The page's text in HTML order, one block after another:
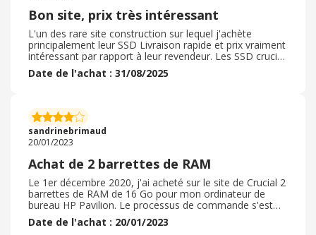
Bon site, prix très intéressant
L'un des rare site construction sur lequel j'achète
principalement leur SSD Livraison rapide et prix vraiment
intéressant par rapport à leur revendeur. Les SSD crucial
sont un excellent rapport qualité / performance / prix par
rapport à leurs concurrent. J'ai acheté plusieurs SSD
leur produits) . Le service client est très a l'écoute et
propose des solutions. Je vous le recommande vivement
pour vos futurs achats Crucial.
Date de l'achat : 31/08/2025
sandrinebrimaud
20/01/2023
Achat de 2 barrettes de RAM
Le 1er décembre 2020, j'ai acheté sur le site de Crucial 2
barrettes de RAM de 16 Go pour mon ordinateur de
bureau HP Pavilion. Le processus de commande s'est
bien déroulé. Achat sans code promo hormis les soldes
pour le blackfriday. Le délai de livraison est plutôt long: le
Date de l'achat : 20/01/2023